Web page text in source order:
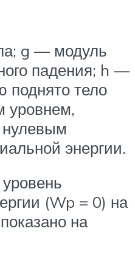
g — модуль
падения; h —
поднято тело
уровнем,
энергии.
(Wp = 0) на
на